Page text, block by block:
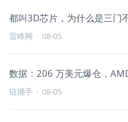
都叫3D芯片，为什么是三门
雷峰网 · 08-05
数据：206 万美元爆仓，
链捕手 · 08-05